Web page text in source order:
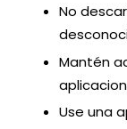
No
Mantén
Use una